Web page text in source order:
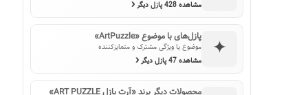
مشاهده 428 پازل دیگر ‹
✦ پازل‌های با موضوع «ArtPuzzle»
موضوع یا ویژگی مشترک و متمایزکننده
مشاهده 47 پازل دیگر
‹
محصولات دیگر برند «آرت پازل ART PUZZLE»